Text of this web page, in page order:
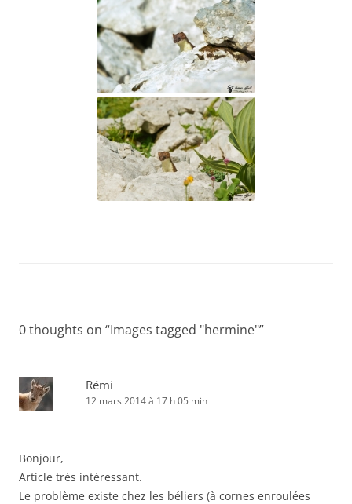
0 thoughts on “Images tagged "hermine"”
Rémi
12 mars 2014 à 17 h 05 min
Bonjour,
Article très intéressant.
Le problème existe chez les béliers (à cornes enroulées